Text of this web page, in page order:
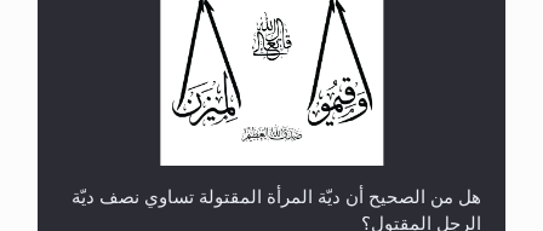
رأيٌ في لغة المسيح الموعود عليه السلام.. 4...
هل من الصحيح أن ديّة المرأة المقتولة تساوي نصف ديّة
الرجل المقتول؟